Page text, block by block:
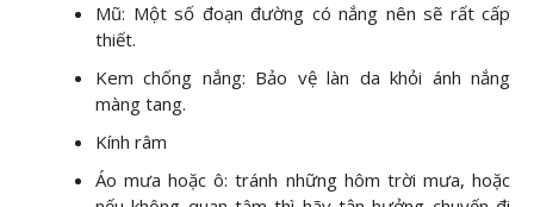
Mũ: Một số đoạn đường có nắng nên sẽ rất cấp
thiết.
Kem chống nắng: Bảo vệ làn da khỏi ánh nắng
màng tang.
Kính râm
Áo mưa hoặc ô: tránh những hôm trời mưa, hoặc